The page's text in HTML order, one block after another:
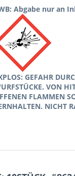
Abgabe nur an
GEFAHR
VON
FLAMMEN
NICHT